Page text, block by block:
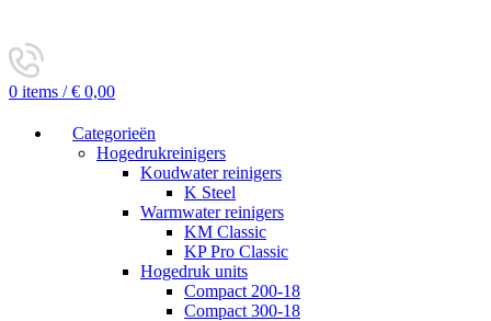
0 items / € 0,00
Categorieën
Hogedrukreinigers
Koudwater reinigers
K Steel
Warmwater reinigers
KM Classic
KP Pro Classic
Hogedruk units
Compact 200-18
Compact 300-18